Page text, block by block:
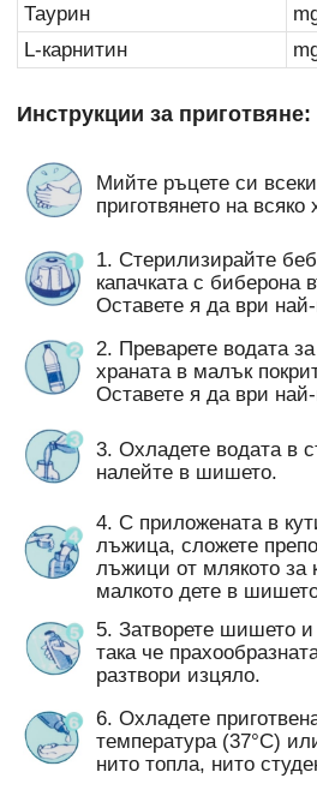
Таурин
L-карнитин
Инструкции за приготвяне:
Мийте ръцете си
приготвянето на всяко
1. Стерилизирайте
капачката с биберона
Оставете я да ври
2. Преварете водата
храната в малък
Оставете я да ври
3. Охладете водата в
налейте в шишето.
4. С приложената в
лъжица, сложете
лъжици от млякото за
малкото дете в
5. Затворете шишето и
така че
разтвори изцяло.
6. Охладете
температура (37°C)
нито топла, нито